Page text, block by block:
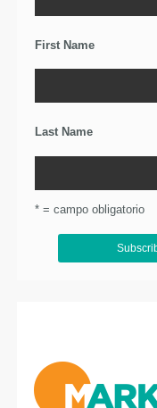
First Name
Last Name
* = campo obligatorio